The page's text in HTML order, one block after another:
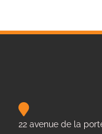
22 avenue de la